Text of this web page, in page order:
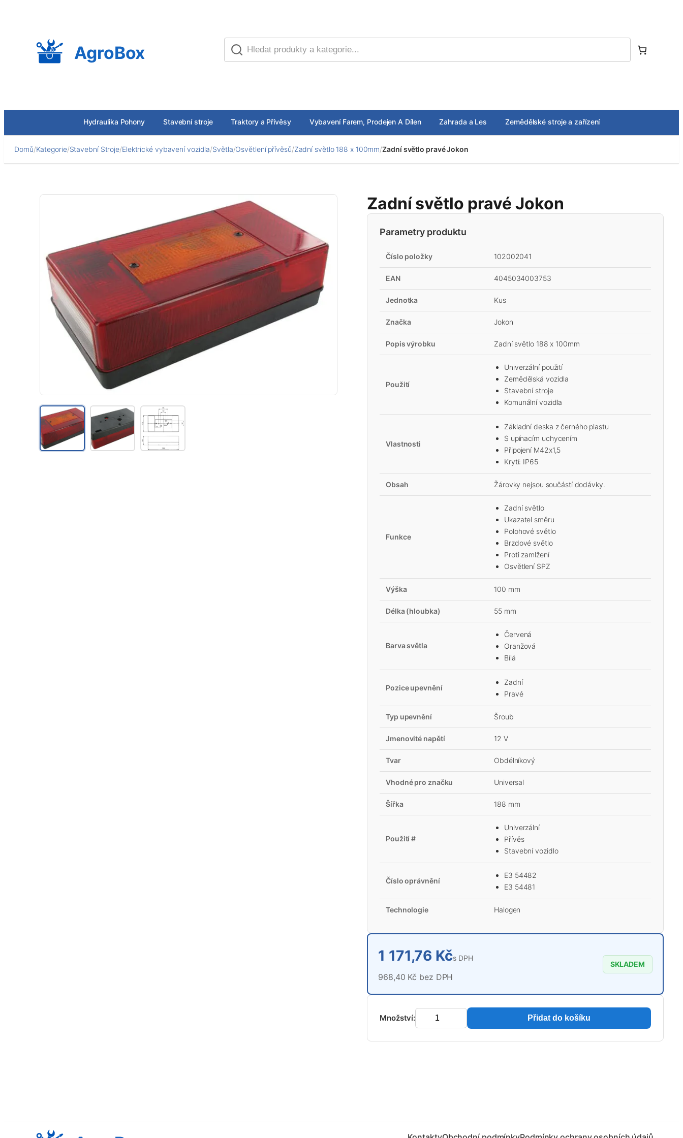
AgroBox
Hydraulika Pohony Stavební stroje Traktory a Přívěsy Vybavení Farem, Prodejen A Dílen Zahrada a Les Zemědělské stroje a zařízení
Domů/Kategorie/Stavební Stroje/Elektrické vybavení vozidla/Světla/Osvětlení přívěsů/Zadní světlo 188 x 100mm/Zadní světlo pravé Jokon
Zadní světlo pravé Jokon
Parametry produktu
Číslo položky 102002041
EAN 4045034003753
Jednotka Kus
Značka Jokon
Popis výrobku Zadní světlo 188 x 100mm
Použití
Univerzální použití
Zemědělská vozidla
Stavební stroje
Komunální vozidla
Vlastnosti
Základní deska z černého plastu
S upínacím uchycením
Připojení M42x1,5
Krytí: IP65
Obsah Žárovky nejsou součástí dodávky.
Funkce
Zadní světlo
Ukazatel směru
Polohové světlo
Brzdové světlo
Proti zamlžení
Osvětlení SPZ
Výška 100 mm
Délka (hloubka) 55 mm
Barva světla
Červená
Oranžová
Bílá
Pozice upevnění
Zadní
Pravé
Typ upevnění Šroub
Jmenovité napětí 12 V
Tvar Obdélníkový
Vhodné pro značku Universal
Šířka 188 mm
Použití #
Univerzální
Přívěs
Stavební vozidlo
Číslo oprávnění
E3 54482
E3 54481
Technologie Halogen
1 171,76 Kčs DPH
968,40 Kč bez DPH
SKLADEM
Množství: Přidat do košíku